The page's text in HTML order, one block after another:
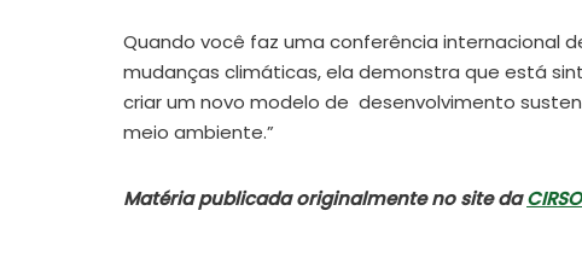
Quando você faz uma conferência internacional
mudanças climáticas, ela demonstra que está
criar um novo modelo de desenvolvimento
meio ambiente.”
Matéria publicada originalmente no site da